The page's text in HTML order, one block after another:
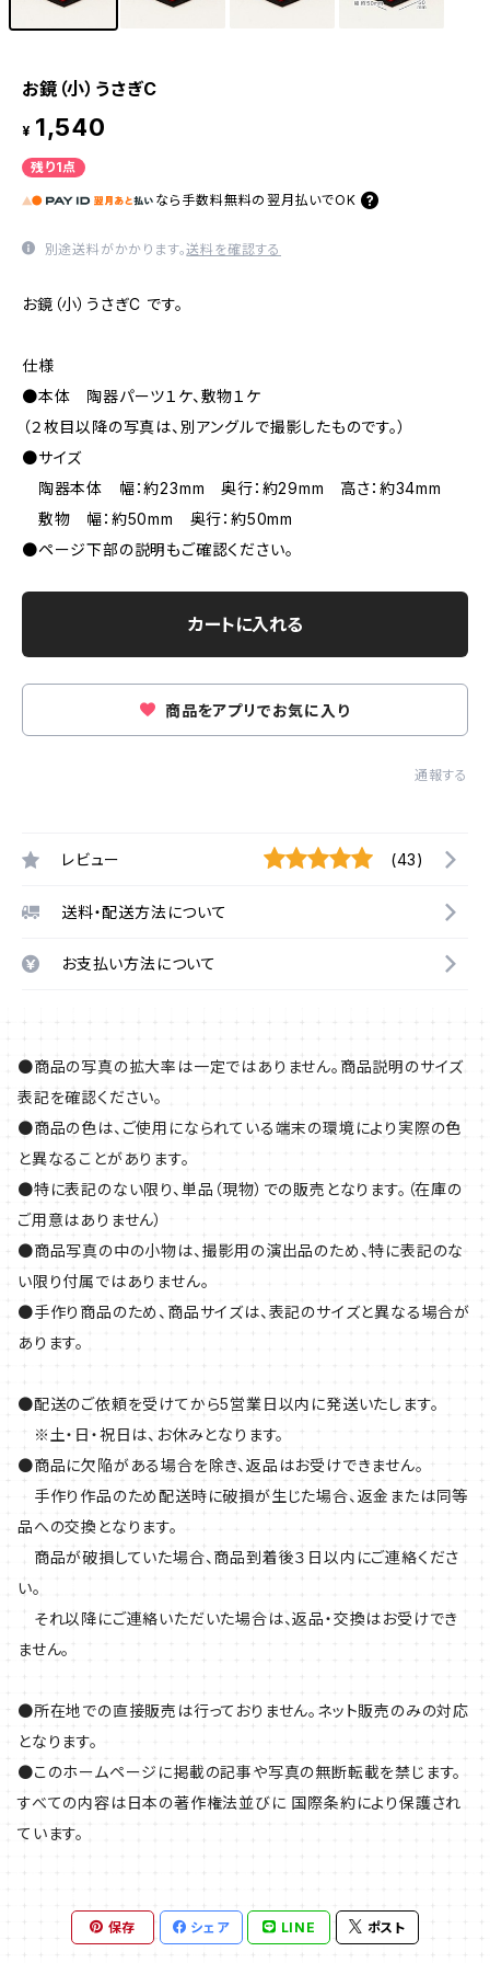
お鏡（小）うさぎC
¥ 1,540
残り1点
なら 手数料無料の 翌月払いでOK
別途送料がかかります。送料を確認する
お鏡（小）うさぎC です。
仕様
●本体 陶器パーツ１ケ、敷物１ケ
（２枚目以降の写真は、別アングルで撮影したものです。）
●サイズ
陶器本体 幅：約23mm 奥行：約29mm 高さ：約34mm
敷物 幅：約50mm 奥行：約50mm
●ページ下部の説明もご確認ください。
カートに入れる
商品をアプリでお気に入り
通報する
レビュー (43)
送料・配送方法について
お支払い方法について
●商品の写真の拡大率は一定ではありません。商品説明のサイズ
表記を確認ください。
●商品の色は、ご使用になられている端末の環境により実際の色
と異なることがあります。
●特に表記のない限り、単品（現物）での販売となります。（在庫の
ご用意はありません）
●商品写真の中の小物は、撮影用の演出品のため、特に表記のな
い限り付属ではありません。
●手作り商品のため、商品サイズは、表記のサイズと異なる場合が
あります。
●配送のご依頼を受けてから5営業日以内に発送いたします。
※土・日・祝日は、お休みとなります。
●商品に欠陥がある場合を除き、返品はお受けできません。
手作り作品のため配送時に破損が生じた場合、返金または同等
品への交換となります。
商品が破損していた場合、商品到着後３日以内にご連絡くださ
い。
それ以降にご連絡いただいた場合は、返品・交換はお受けでき
ません。
●所在地での直接販売は行っておりません。ネット販売のみの対応
となります。
●このホームページに掲載の記事や写真の無断転載を禁じます。
すべての内容は日本の著作権法並びに 国際条約により保護され
ています。
保存 シェア LINE ポスト